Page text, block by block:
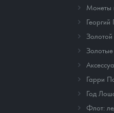
Монеты
Золотые
Гарри
Год
Флот: